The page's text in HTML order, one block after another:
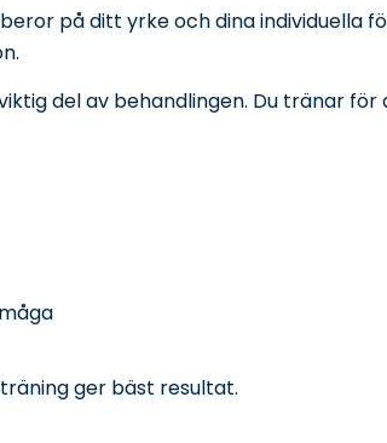
på ditt yrke och dina
del av behandlingen. Du tränar
ger bäst resultat.